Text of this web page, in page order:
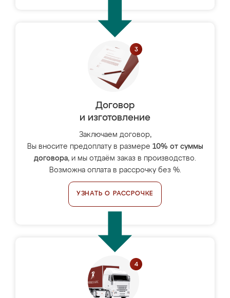
Договор
и изготовление
Заключаем договор,
Вы вносите предоплату в размере 10% от суммы
договора, и мы отдаём заказ в производство.
Возможна оплата в рассрочку без %.
УЗНАТЬ О РАССРОЧКЕ